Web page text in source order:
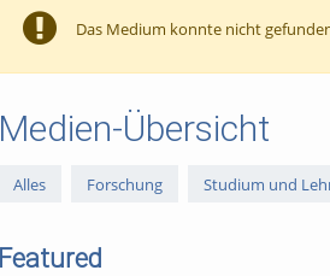
Das Medium konnte nicht
Medien-Übersicht
Alles Forschung Studium und
Featured